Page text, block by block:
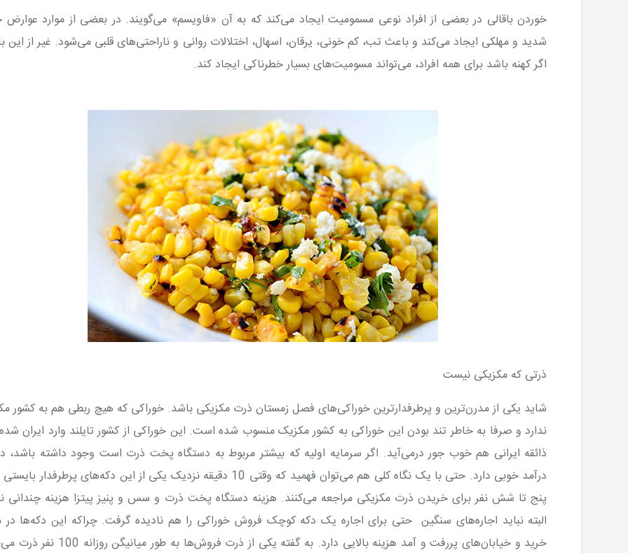
خوردن باقالی در بعضی از افراد نوعی مسمومیت ایجاد می‌کند که به آن «فاویسم» می‌گویند. در بعضی از موارد عوارض
شدید و مهلکی ایجاد می‌کند و باعث تب، کم خونی، یرقان، اسهال، اختلالات روانی و ناراحتی‌های قلبی می‌شود. غیر از این
اگر کهنه باشد برای همه افراد، می‌تواند مسومیت‌های بسیار خطرناکی ایجاد کند.
ذرتی که مکزیکی نیست
شاید یکی از مدرن‌ترین و پرطرفدارترین خوراکی‌های فصل زمستان ذرت مکزیکی باشد. خوراکی که هیچ ربطی هم به کشور
ندارد و صرفا به خاطر تند بودن این خوراکی به کشور مکزیک منسوب شده است. این خوراکی از کشور تایلند وارد ایران
ذائقه ایرانی هم خوب جور درمی‌آید. اگر سرمایه اولیه که بیشتر مربوط به دستگاه پخت ذرت است وجود داشته باشد،
درآمد خوبی دارد. حتی با یک نگاه کلی هم می‌توان فهمید که وقتی 10 دقیقه نزدیک یکی از این دکه‌های پرطرفدار
پنج تا شش نفر برای خریدن ذرت مکزیکی مراجعه می‌کنند. هزینه دستگاه پخت ذرت و سس و پنیز پیتزا هزینه چندانی
البته نباید اجاره‌های سنگین حتی برای اجاره یک دکه کوچک فروش خوراکی را هم نادیده گرفت. چراکه این دکه‌ها در
خرید و خیابان‌های پررفت و آمد هزینه بالایی دارد. به گفته یکی از ذرت فروش‌ها به